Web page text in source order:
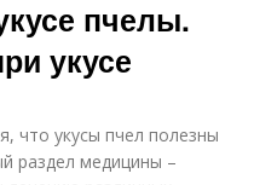
пчелы.
укусе
что укусы пчел полезны
раздел медицины –